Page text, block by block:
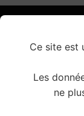
Ce site est
Les
ne